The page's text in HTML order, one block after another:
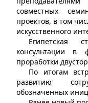
совместных
проектов, в том
искусственного
Египетская
консультации в
проработки
По итогам
развитию
обозначенных